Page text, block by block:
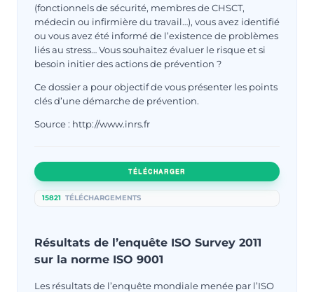
(fonctionnels de sécurité, membres de CHSCT,
médecin ou infirmière du travail…), vous avez identifié
ou vous avez été informé de l’existence de problèmes
liés au stress… Vous souhaitez évaluer le risque et si
besoin initier des actions de prévention ?
Ce dossier a pour objectif de vous présenter les points
clés d’une démarche de prévention.
Source : http://www.inrs.fr
TÉLÉCHARGER
15821 TÉLÉCHARGEMENTS
Résultats de l’enquête ISO Survey 2011
sur la norme ISO 9001
Les résultats de l’enquête mondiale menée par l’ISO